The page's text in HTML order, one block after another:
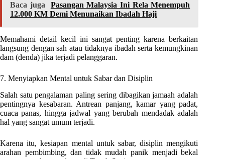
Baca juga
Pasangan Malaysia Ini Rela Menempuh
12.000 KM Demi Menunaikan Ibadah Haji
Memahami detail kecil ini sangat penting karena berkaitan
langsung dengan sah atau tidaknya ibadah serta kemungkinan
dam (denda) jika terjadi pelanggaran.
7. Menyiapkan Mental untuk Sabar dan Disiplin
Salah satu pengalaman paling sering dibagikan jamaah adalah
pentingnya kesabaran. Antrean panjang, kamar yang padat,
cuaca panas, hingga jadwal yang berubah mendadak adalah
hal yang sangat umum terjadi.
Karena itu, kesiapan mental untuk sabar, disiplin mengikuti
arahan pembimbing, dan tidak mudah panik menjadi bekal